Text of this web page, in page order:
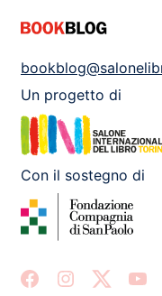
Un progetto di
Con il sostegno di
FacebookInstagram